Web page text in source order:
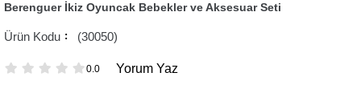
Berenguer İkiz Oyuncak Bebekler ve Aksesuar Seti
(30050)
0.0 Yorum Yaz